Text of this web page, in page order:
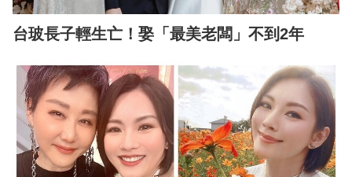
台玻長子輕生亡！娶「最美老闆」不到2年